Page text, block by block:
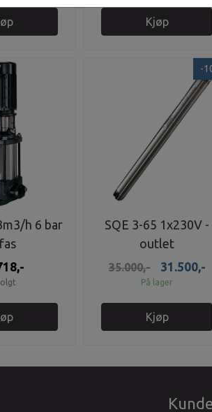
Kjøp
h 6 bar
-
SQE 3-65 1x230V -
outlet
35.000,- 31.500,-
På lager
Kjøp